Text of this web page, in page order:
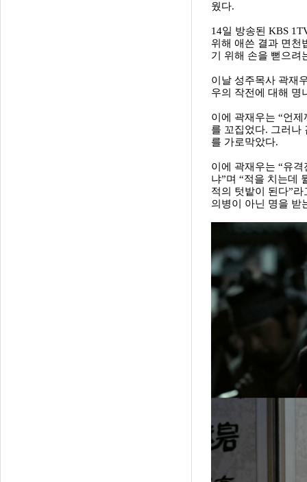
웠다.
14일 방송된 KBS
위해 애쓴 결과 면천
기 위해 손을 뻗으려
이날 성주목사 곽재
우의 작전에 대해 명
이에 곽재우는 “언
를 꼬집었다. 그러나
를 가로막았다.
이에 곽재우는 “유
냐”며 “적을 치는데
적의 텃밭이 된다”
의병이 아닌 명을 받